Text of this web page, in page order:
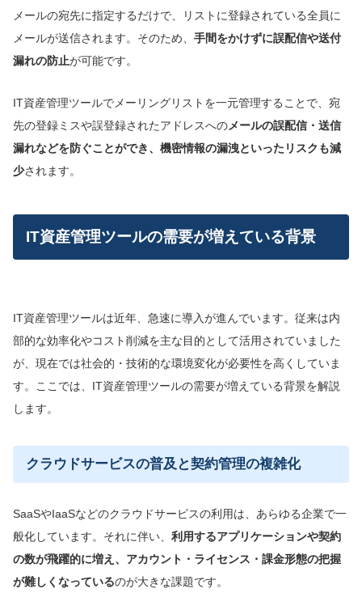
メールの宛先に指定するだけで、リストに登録されている全員に
メールが送信されます。そのため、 手間をかけずに誤配信や送付
漏れの防止が可能です。
IT資産管理ツールでメーリングリストを一元管理することで、宛
先の登録ミスや誤登録されたアドレスへのメールの誤配信・送信
漏れなどを防ぐことができ、機密情報の漏洩といったリスクも減
少されます。
IT資産管理ツールの需要が増えている背景
IT資産管理ツールは近年、急速に導入が進んでいます。従来は内
部的な効率化やコスト削減を主な目的として活用されていました
が、現在では社会的・技術的な環境変化が必要性を高くしていま
す。ここでは、IT資産管理ツールの需要が増えている背景を解説
します。
クラウドサービスの普及と契約管理の複雑化
SaaSやIaaSなどのクラウドサービスの利用は、あらゆる企業で一
般化しています。それに伴い、 利用するアプリケーションや契約
の数が飛躍的に増え、アカウント・ライセンス・課金形態の把握
が難しくなっているのが大きな課題です。